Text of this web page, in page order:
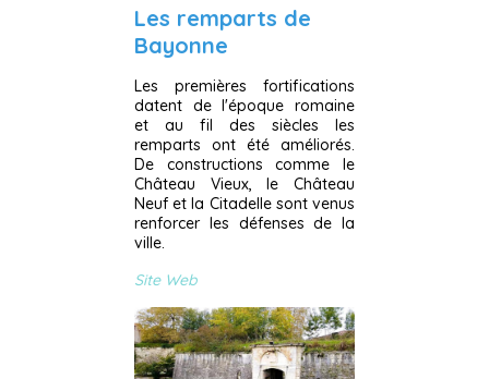
Les remparts de
Bayonne
Les premières fortifications
datent de l'époque romaine
et au fil des siècles les
remparts ont été améliorés.
De constructions comme le
Château Vieux, le Château
Neuf et la Citadelle sont venus
renforcer les défenses de la
ville.
Site Web